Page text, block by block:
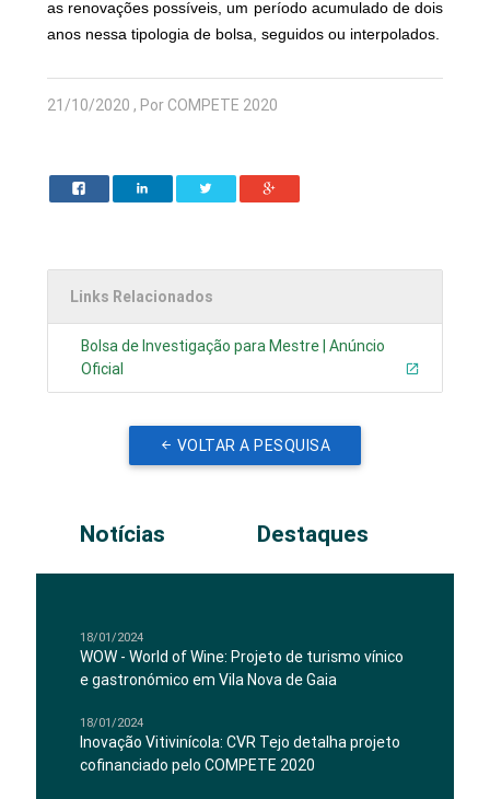
as renovações possíveis, um período acumulado de dois
anos nessa tipologia de bolsa, seguidos ou interpolados.
21/10/2020 , Por COMPETE 2020
Links Relacionados
Bolsa de Investigação para Mestre | Anúncio
Oficial
VOLTAR A PESQUISA
Notícias Destaques
18/01/2024
WOW - World of Wine: Projeto de turismo vínico
e gastronómico em Vila Nova de Gaia
18/01/2024
Inovação Vitivinícola: CVR Tejo detalha projeto
cofinanciado pelo COMPETE 2020